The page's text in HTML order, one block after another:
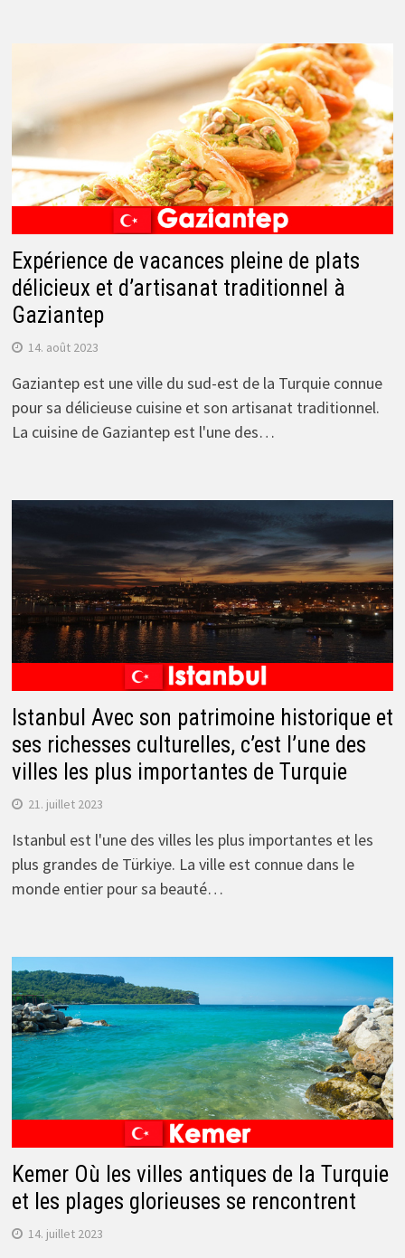
Expérience de vacances pleine de plats
délicieux et d’artisanat traditionnel à
Gaziantep
14. août 2023
Gaziantep est une ville du sud-est de la Turquie connue
pour sa délicieuse cuisine et son artisanat traditionnel.
La cuisine de Gaziantep est l'une des…
Istanbul Avec son patrimoine historique et
ses richesses culturelles, c’est l’une des
villes les plus importantes de Turquie
21. juillet 2023
Istanbul est l'une des villes les plus importantes et les
plus grandes de Türkiye. La ville est connue dans le
monde entier pour sa beauté…
Kemer Où les villes antiques de la Turquie
et les plages glorieuses se rencontrent
14. juillet 2023